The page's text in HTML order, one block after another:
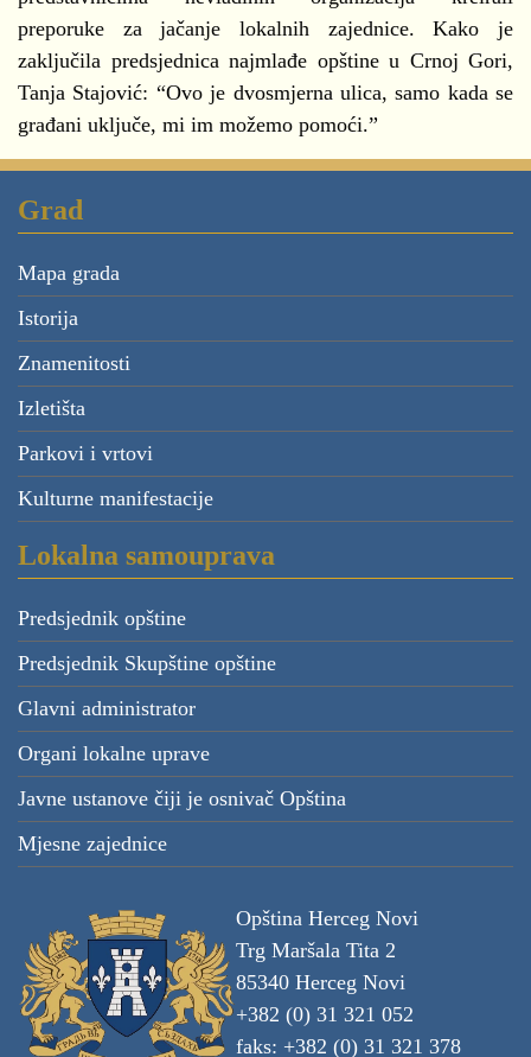
preporuke za jačanje lokalnih zajednice. Kako je
zaključila predsjednica najmlađe opštine u Crnoj Gori,
Tanja Stajović: “Ovo je dvosmjerna ulica, samo kada se
građani uključe, mi im možemo pomoći.”
Grad
Mapa grada
Istorija
Znamenitosti
Izletišta
Parkovi i vrtovi
Kulturne manifestacije
Lokalna samouprava
Predsjednik opštine
Predsjednik Skupštine opštine
Glavni administrator
Organi lokalne uprave
Javne ustanove čiji je osnivač Opština
Mjesne zajednice
Opština Herceg Novi
Trg Maršala Tita 2
85340 Herceg Novi
+382 (0) 31 321 052
faks: +382 (0) 31 321 378